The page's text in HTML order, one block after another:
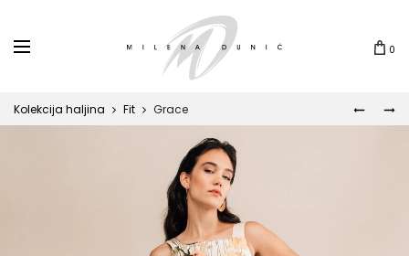
0
Kolekcija haljina Fit Grace